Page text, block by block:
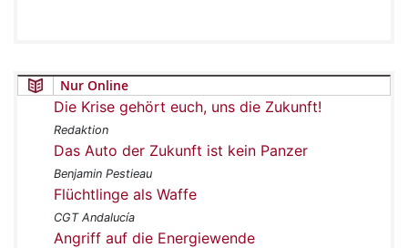
Nur Online
Die Krise gehört euch, uns die Zukunft!
Redaktion
Das Auto der Zukunft ist kein Panzer
Benjamin Pestieau
Flüchtlinge als Waffe
CGT Andalucía
Angriff auf die Energiewende